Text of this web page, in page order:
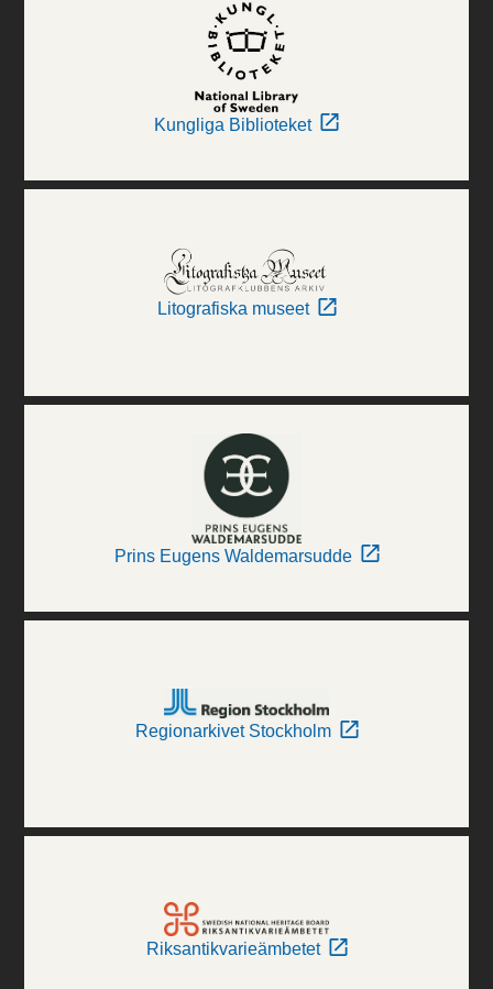
Kungliga Biblioteket
Litografiska museet
Prins Eugens Waldemarsudde
Regionarkivet Stockholm
Riksantikvarieämbetet